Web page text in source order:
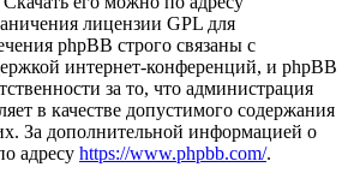
лицензии GPL для
phpBB строго связаны с
интернет-конференций, и phpBB
за то, что администрация
в качестве допустимого содержания
За дополнительной информацией о
адресу https://www.phpbb.com/.